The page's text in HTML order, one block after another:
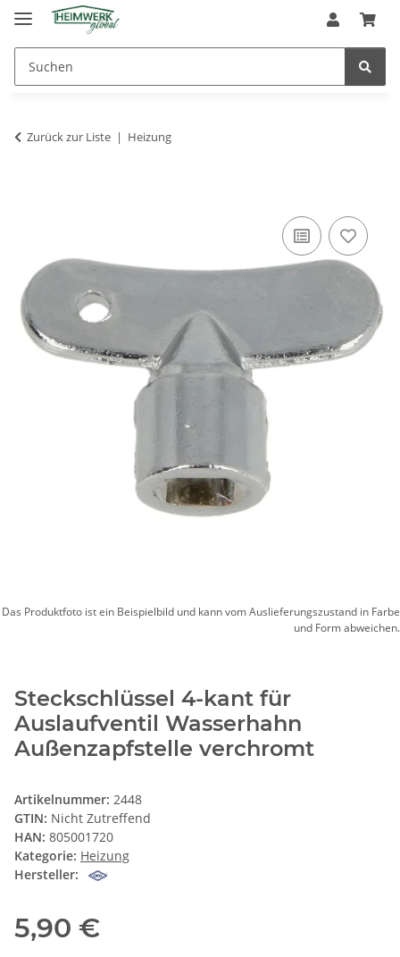
Zurück zur Liste Heizung
Das Produktfoto ist ein Beispielbild und kann vom Auslieferungszustand in Farbe
und Form abweichen.
Steckschlüssel 4-kant für
Auslaufventil Wasserhahn
Außenzapfstelle verchromt
Artikelnummer: 2448
GTIN: Nicht Zutreffend
HAN: 805001720
Kategorie: Heizung
Hersteller:
5,90 €